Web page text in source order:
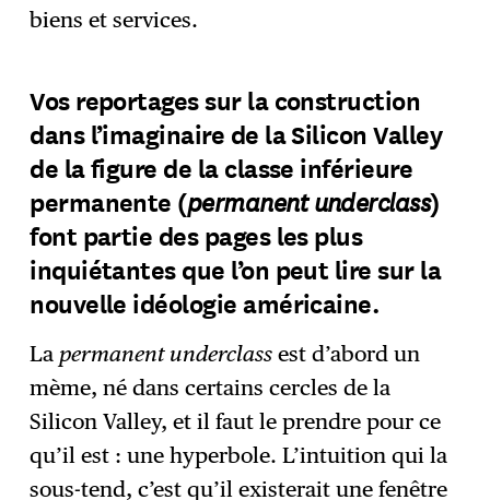
biens et services.
Vos reportages sur la construction
dans l’imaginaire de la Silicon Valley
de la figure de la classe inférieure
permanente (permanent underclass)
font partie des pages les plus
inquiétantes que l’on peut lire sur la
nouvelle idéologie américaine.
La permanent underclass est d’abord un
mème, né dans certains cercles de la
Silicon Valley, et il faut le prendre pour ce
qu’il est : une hyperbole. L’intuition qui la
sous-tend, c’est qu’il existerait une fenêtre